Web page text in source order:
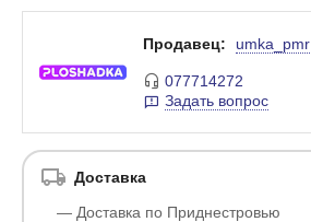
Продавец: umka_pmr
077714272
Задать вопрос
Доставка
— Доставка по Приднестровью